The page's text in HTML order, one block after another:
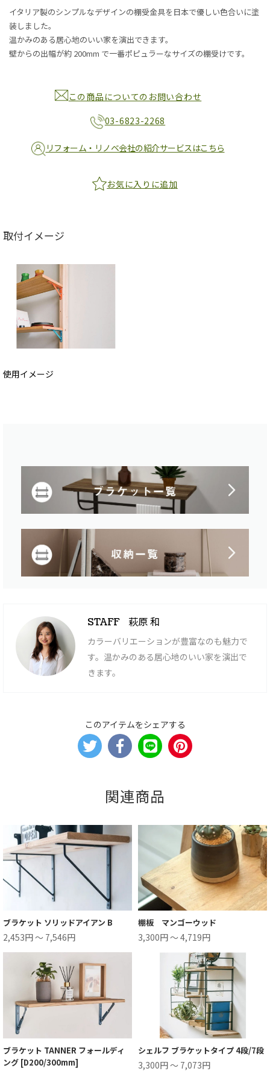
イタリア製のシンプルなデザインの棚受金具を日本で優しい色合いに塗
装しました。
温かみのある居心地のいい家を演出できます。
壁からの出幅が約 200mm で一番ポピュラーなサイズの棚受けです。
この商品についてのお問い合わせ
03-6823-2268
リフォーム・リノベ会社の紹介サービスはこちら
お気に入りに追加
取付イメージ
使用イメージ
STAFF 萩原 和
カラーバリエーションが豊富なのも魅力で
す。温かみのある居心地のいい家を演出で
きます。
このアイテムをシェアする
関連商品
ブラケット ソリッドアイアン B
2,453円 ～ 7,546円
棚板 マンゴーウッド
3,300円 ～ 4,719円
ブラケット TANNER フォールディ
ング [D200/300mm]
シェルフ ブラケットタイプ 4段/7段
3,300円 ～ 7,073円